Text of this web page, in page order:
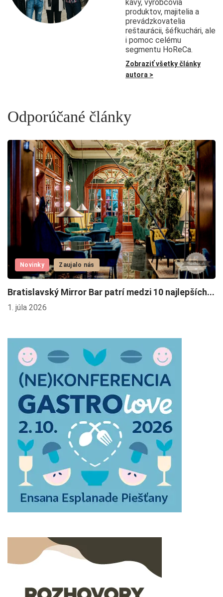
kávy, výrobcovia
produktov, majitelia a
prevádzkovatelia
reštaurácii, šéfkuchári, ale
i pomoc celému
segmentu HoReCa.
Zobraziť všetky články
autora >
Odporúčané články
Novinky Zaujalo nás
Bratislavský Mirror Bar patrí medzi 10 najlepších...
1. júla 2026